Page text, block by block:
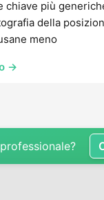
chiave più
della
meno
→